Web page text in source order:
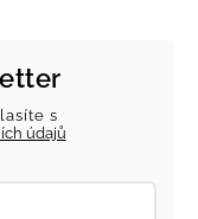
s
údajů